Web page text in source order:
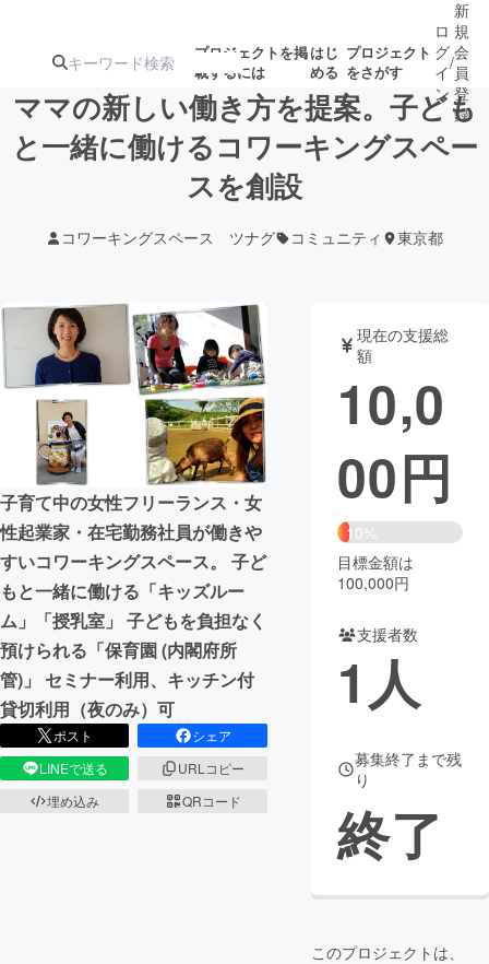
プロジェクトを掲
載するには
はじ
める
プロジェクト
をさがす
注目の新着プロ募集終了が近いプ
テクノロジー・ガジェット
映像・映画 書籍・雑誌
ビジネス・起業 チャレンジ
まちづくり・地域活性化
CAMPFIRE for Social Good
CAMPFIRE Creation
CAMPFIREふるさと納税 machi-ya コミュニティ
ロ
グ
イ
ン
/
新
規
会
員
登
録
ママの新しい働き方を提案。子ども
と一緒に働けるコワーキングスペー
スを創設
コワーキングスペース ツナグ コミュニティ 東京都
子育て中の女性フリーランス・女
性起業家・在宅勤務社員が働きや
すいコワーキングスペース。 子ど
もと一緒に働ける「キッズルー
ム」「授乳室」 子どもを負担なく
預けられる「保育園 (内閣府所
管)」 セミナー利用、キッチン付
貸切利用（夜のみ）可
ポスト
シェア
LINEで送る
URLコピー
埋め込み
QRコード
現在の支援総
額
10,0
00円
10%
目標金額は
100,000円
支援者数
1人
募集終了まで残
り
終了
このプロジェクトは、